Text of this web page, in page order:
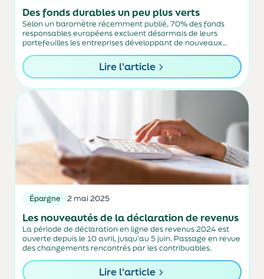
Des fonds durables un peu plus verts
Selon un baromètre récemment publié, 70% des fonds
responsables européens excluent désormais de leurs
portefeuilles les entreprises développant de nouveaux
Lire l'article
Épargne 2 mai 2025
Les nouveautés de la déclaration de revenus
La période de déclaration en ligne des revenus 2024 est
ouverte depuis le 10 avril, jusqu’au 5 juin. Passage en revue
des changements rencontrés par les contribuables.
Lire l'article